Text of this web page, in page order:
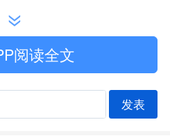
式进行，内容包括
专业理论知识、医
阅读全文
发表